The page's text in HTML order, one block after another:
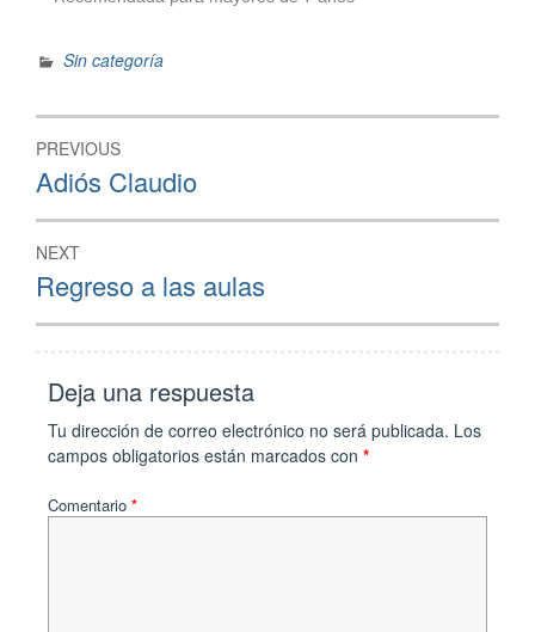
Sin categoría
PREVIOUS
Adiós Claudio
NEXT
Regreso a las aulas
Deja una respuesta
Tu dirección de correo electrónico no será publicada. Los
campos obligatorios están marcados con *
Comentario *